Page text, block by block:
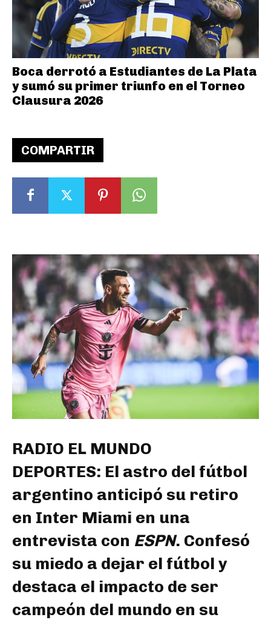
COMPARTIR
RADIO EL MUNDO
DEPORTES: El astro del fútbol
argentino anticipó su retiro
en Inter Miami en una
entrevista con ESPN. Confesó
su miedo a dejar el fútbol y
destaca el impacto de ser
campeón del mundo en su
Boca derrotó a Estudiantes de La Plata
y sumó su primer triunfo en el Torneo
Clausura 2026